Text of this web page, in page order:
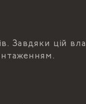
Завдяки цій